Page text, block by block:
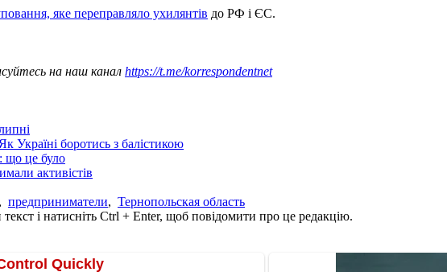
яке переправляло ухилянтів до РФ і ЄС.
на наш канал https://t.me/korrespondentnet
Україні боротись з балістикою
що це було
активістів
, предприниматели, Тернопольская область
і натисніть Ctrl + Enter, щоб повідомити про це редакцію.